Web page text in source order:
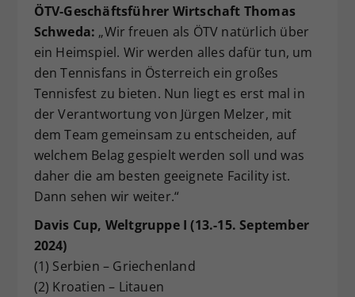
ÖTV-Geschäftsführer Wirtschaft Thomas
Schweda: „Wir freuen als ÖTV natürlich über
ein Heimspiel. Wir werden alles dafür tun, um
den Tennisfans in Österreich ein großes
Tennisfest zu bieten. Nun liegt es erst mal in
der Verantwortung von Jürgen Melzer, mit
dem Team gemeinsam zu entscheiden, auf
welchem Belag gespielt werden soll und was
daher die am besten geeignete Facility ist.
Dann sehen wir weiter.“
Davis Cup, Weltgruppe I (13.-15. September
2024)
(1) Serbien – Griechenland
(2) Kroatien – Litauen